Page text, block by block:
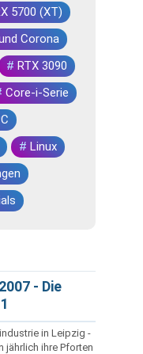
5700 (XT)
Corona
# RTX 3090
Core-i-Serie
# Linux
- Die
in Leipzig -
jährlich ihre Pforten